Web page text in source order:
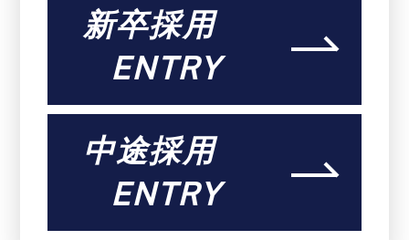
新卒採用
ENTRY
中途採用
ENTRY